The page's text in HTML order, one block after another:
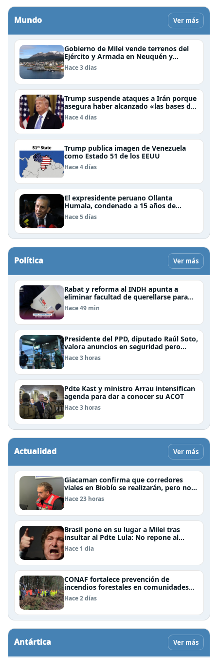
Mundo Ver más
Gobierno de Milei vende terrenos del
Ejército y Armada en Neuquén y
Ushuaia
Hace 3 días
Trump suspende ataques a Irán porque
asegura haber alcanzado «las bases de
un acuerdo»
Hace 4 días
Trump publica imagen de Venezuela
como Estado 51 de los EEUU
Hace 4 días
El expresidente peruano Ollanta
Humala, condenado a 15 años de
cárcel, sale libre al anularse su caso
Hace 5 días
Política Ver más
Rabat y reforma al INDH apunta a
eliminar facultad de querellarse para
hacerlo “consultivo”
Hace 49 min
Presidente del PPD, diputado Raúl Soto,
valora anuncios en seguridad pero
advierte ausencia clave: alzamiento del
secreto bancario
Hace 3 horas
Pdte Kast y ministro Arrau intensifican
agenda para dar a conocer su ACOT
Hace 3 horas
Actualidad Ver más
Giacaman confirma que corredores
viales en Biobío se realizarán, pero no
por la vía de la concesión
Hace 23 horas
Brasil pone en su lugar a Milei tras
insultar al Pdte Lula: No repone al
embajador en BBSS y rebaja la relación
bilateral
Hace 1 día
CONAF fortalece prevención de
incendios forestales en comunidades
de Temuco y Galvarino
Hace 2 días
Antártica Ver más